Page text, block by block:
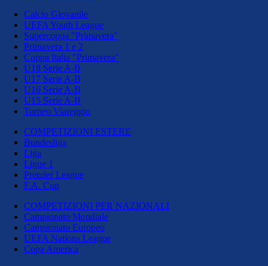
Calcio Giovanile
UEFA Youth League
Supercoppa "Primavera"
Primavera 1 e 2
Coppa Italia "Primavera"
U18 Serie A-B
U17 Serie A-B
U16 Serie A-B
U15 Serie A-B
Torneo Viareggio
COMPETIZIONI ESTERE
Bundesliga
Liga
Ligue 1
Premier League
F.A. Cup
COMPETIZIONI PER NAZIONALI
Campionato Mondiale
Campionato Europeo
UEFA Nations League
Copa America